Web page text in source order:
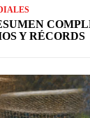
Y RÉCORDS